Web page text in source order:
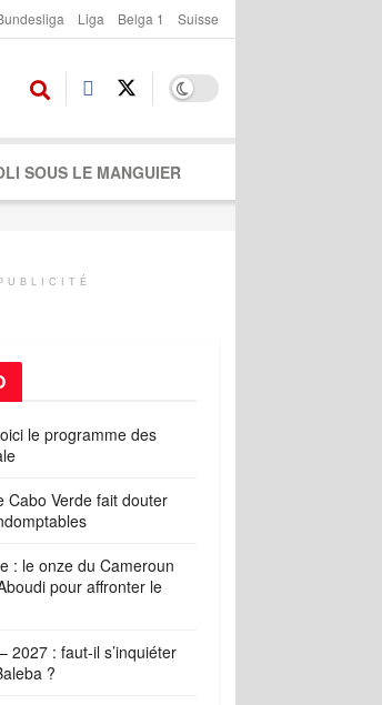
Liga Belga 1 Suisse
SOUS LE MANGUIER
le programme des
Cabo Verde fait douter
: le onze du Cameroun
pour affronter le
2027 : faut-il s’inquiéter
?